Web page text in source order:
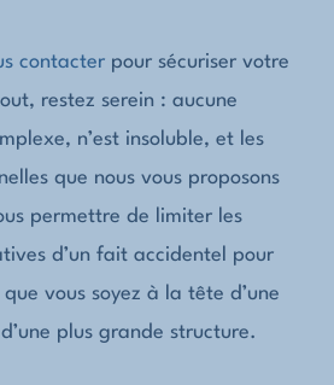
contacter pour sécuriser votre
restez serein : aucune
n’est insoluble, et les
que nous vous proposons
permettre de limiter les
d’un fait accidentel pour
vous soyez à la tête d’une
d’une plus grande structure.